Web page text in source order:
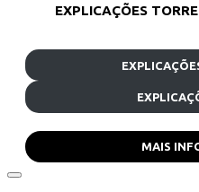
EXPLICAÇÕES
MAIS